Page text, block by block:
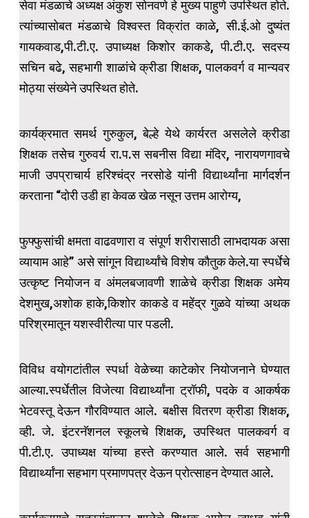
सेवा मंडळाचे अध्यक्ष अंकुश सोनवणे हे मुख्य पाहुणे उपस्थित होते.
त्यांच्यासोबत मंडळाचे विश्वस्त विक्रांत काळे, सी.ई.ओ दुष्यंत
गायकवाड,पी.टी.ए. उपाध्यक्ष किशोर काकडे, पी.टी.ए. सदस्य
सचिन बढे, सहभागी शाळांचे क्रीडा शिक्षक, पालकवर्ग व मान्यवर
मोठ्या संख्येने उपस्थित होते.
कार्यक्रमात समर्थ गुरुकुल, बेल्हे येथे कार्यरत असलेले क्रीडा
शिक्षक तसेच गुरुवर्य रा.प.स सबनीस विद्या मंदिर, नारायणगावचे
माजी उपप्राचार्य हरिश्चंद्र नरसोडे यांनी विद्यार्थ्यांना मार्गदर्शन
करताना “दोरी उडी हा केवळ खेळ नसून उत्तम आरोग्य,
फुफ्फुसांची क्षमता वाढवणारा व संपूर्ण शरीरासाठी लाभदायक असा
व्यायाम आहे” असे सांगून विद्यार्थ्यांचे विशेष कौतुक केले.या स्पर्धेचे
उत्कृष्ट नियोजन व अंमलबजावणी शाळेचे क्रीडा शिक्षक अमेय
देशमुख,अशोक हाके,किशोर काकडे व महेंद्र गुळवे यांच्या अथक
परिश्रमातून यशस्वीरीत्या पार पडली.
विविध वयोगटांतील स्पर्धा वेळेच्या काटेकोर नियोजनाने घेण्यात
आल्या.स्पर्धेतील विजेत्या विद्यार्थ्यांना ट्रॉफी, पदके व आकर्षक
भेटवस्तू देऊन गौरविण्यात आले. बक्षीस वितरण क्रीडा शिक्षक,
व्ही. जे. इंटरनॅशनल स्कूलचे शिक्षक, उपस्थित पालकवर्ग व
पी.टी.ए. उपाध्यक्ष यांच्या हस्ते करण्यात आले. सर्व सहभागी
विद्यार्थ्यांना सहभाग प्रमाणपत्र देऊन प्रोत्साहन देण्यात आले.